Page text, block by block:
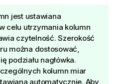
jest ustawiana
celu utrzymania kolumn
czytelność. Szerokość
można dostosować,
podziału nagłówka.
kolumn miar
automatycznie. Aby